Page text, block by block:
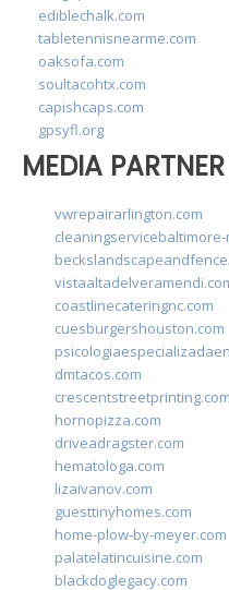
ediblechalk.com
tabletennisnearme.com
oaksofa.com
soultacohtx.com
capishcaps.com
gpsyfl.org
MEDIA
vwrepairarlington.com
cleaningservicebaltimore-
coastlinecateringnc.com
cuesburgershouston.com
dmtacos.com
crescentstreetprinting.com
hornopizza.com
driveadragster.com
hematologa.com
lizaivanov.com
guesttinyhomes.com
home-plow-by-meyer.com
palatelatincuisine.com
blackdoglegacy.com